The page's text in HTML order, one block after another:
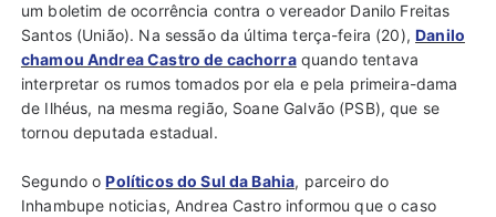
um boletim de ocorrência contra o vereador Danilo Freitas
Santos (União). Na sessão da última terça-feira (20), Danilo
chamou Andrea Castro de cachorra quando tentava
interpretar os rumos tomados por ela e pela primeira-dama
de Ilhéus, na mesma região, Soane Galvão (PSB), que se
tornou deputada estadual.
Segundo o Políticos do Sul da Bahia, parceiro do
Inhambupe noticias, Andrea Castro informou que o caso